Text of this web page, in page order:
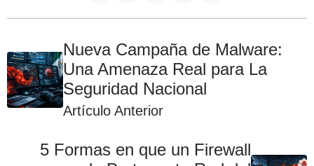
Nueva Campaña de Malware:
Una Amenaza Real para La
Seguridad Nacional
Artículo Anterior
5 Formas en que un Firewall